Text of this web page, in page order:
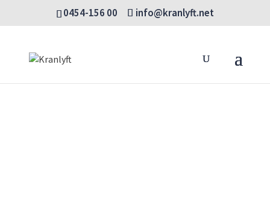
0454-156 00 info@kranlyft.net